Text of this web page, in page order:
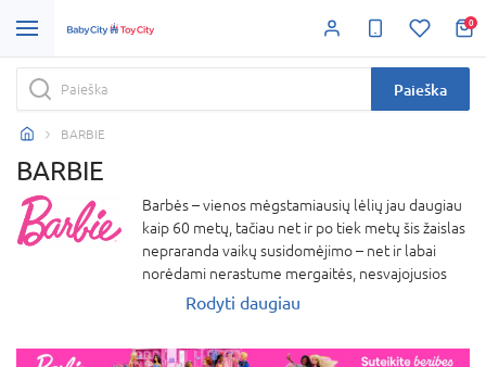
0
Paieška
BARBIE
BARBIE
Barbės – vienos mėgstamiausių lėlių jau daugiau
kaip 60 metų, tačiau net ir po tiek metų šis žaislas
nepraranda vaikų susidomėjimo – net ir labai
norėdami nerastume mergaitės, nesvajojusios
apie Barbę! Barbių lėlės gyvena tarsi atskirame
Rodyti daugiau